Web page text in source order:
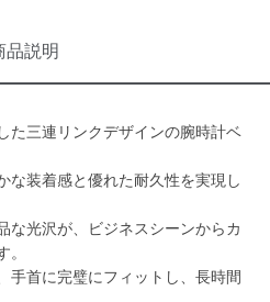
品説明
た三連リンクデザインの腕時計ベ
な装着感と優れた耐久性を実現し
な光沢が、ビジネスシーンからカ
。
手首に完璧にフィットし、長時間